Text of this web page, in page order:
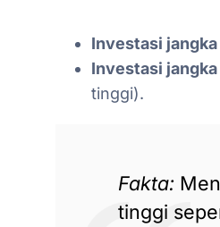
Investasi
Investasi
tinggi).
Fakta:
tinggi